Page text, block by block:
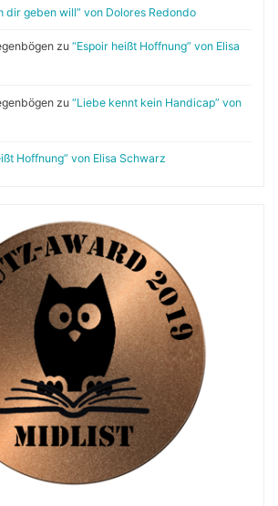
dir geben will” von Dolores Redondo
zu “Espoir heißt Hoffnung” von Elisa
zu “Liebe kennt kein Handicap” von
Hoffnung” von Elisa Schwarz